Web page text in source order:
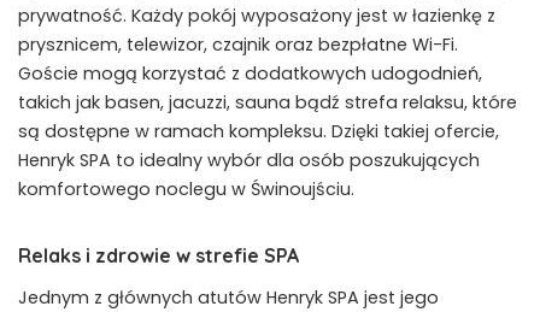
prywatność. Każdy pokój wyposażony jest w łazienkę z
prysznicem, telewizor, czajnik oraz bezpłatne Wi-Fi.
Goście mogą korzystać z dodatkowych udogodnień,
takich jak basen, jacuzzi, sauna bądź strefa relaksu, które
są dostępne w ramach kompleksu. Dzięki takiej ofercie,
Henryk SPA to idealny wybór dla osób poszukujących
komfortowego noclegu w Świnoujściu.
Relaks i zdrowie w strefie SPA
Jednym z głównych atutów Henryk SPA jest jego